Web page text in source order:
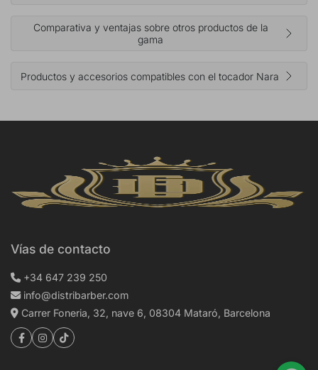
Comparativa y ventajas sobre otros productos de la
gama
Productos y accesorios compatibles con el tocador Nara
Vías de contacto
+34 647 239 250
info@distribarber.com
Carrer Foneria, 32, nave 6, 08304 Mataró, Barcelona